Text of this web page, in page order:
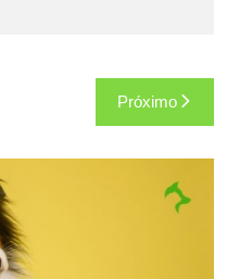
Próximo